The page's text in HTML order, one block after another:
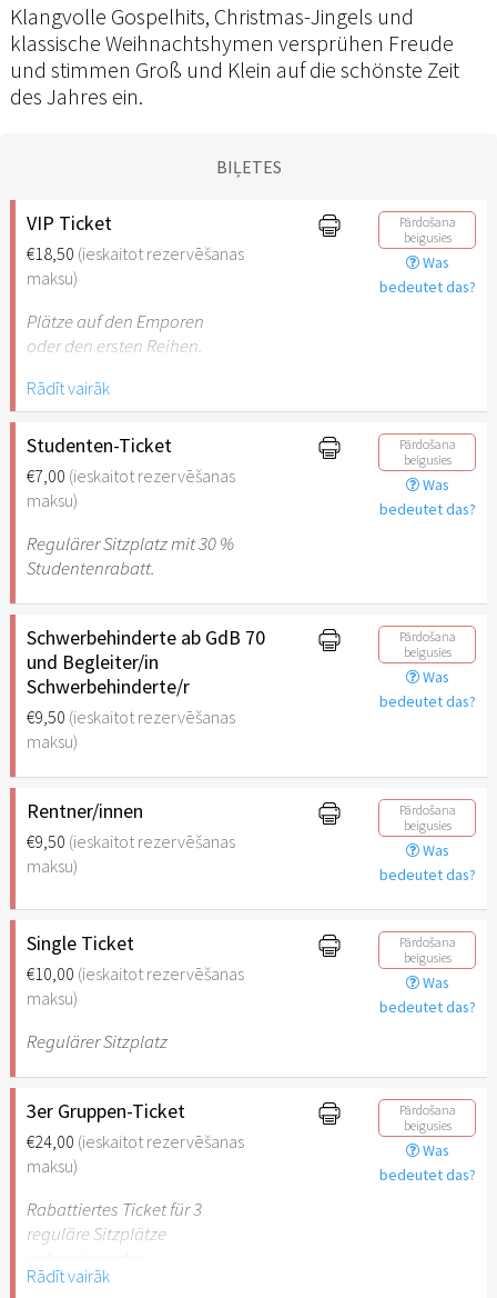
Klangvolle Gospelhits, Christmas-Jingels und
klassische Weihnachtshymen versprühen Freude
und stimmen Groß und Klein auf die schönste Zeit
des Jahres ein.
BIĻETES
VIP Ticket
€18,50 (ieskaitot rezervēšanas
maksu)
Pārdošana
beigusies
Was
bedeutet das?
Plätze auf den Emporen
oder den ersten Reihen.
Ein Gratis Warmgetränk
deiner Wahl inkl.
Rādīt vairāk
Studenten-Ticket
€7,00 (ieskaitot rezervēšanas
maksu)
Pārdošana
beigusies
Was
bedeutet das?
Regulärer Sitzplatz mit 30 %
Studentenrabatt.
Schwerbehinderte ab GdB 70
und Begleiter/in
Schwerbehinderte/r
€9,50 (ieskaitot rezervēšanas
maksu)
Pārdošana
beigusies
Was
bedeutet das?
Rentner/innen
€9,50 (ieskaitot rezervēšanas
maksu)
Pārdošana
beigusies
Was
bedeutet das?
Single Ticket
€10,00 (ieskaitot rezervēšanas
maksu)
Pārdošana
beigusies
Was
bedeutet das?
Regulärer Sitzplatz
3er Gruppen-Ticket
€24,00 (ieskaitot rezervēšanas
maksu)
Pārdošana
beigusies
Was
bedeutet das?
Rabattiertes Ticket für 3
reguläre Sitzplätze
Rādīt vairāk